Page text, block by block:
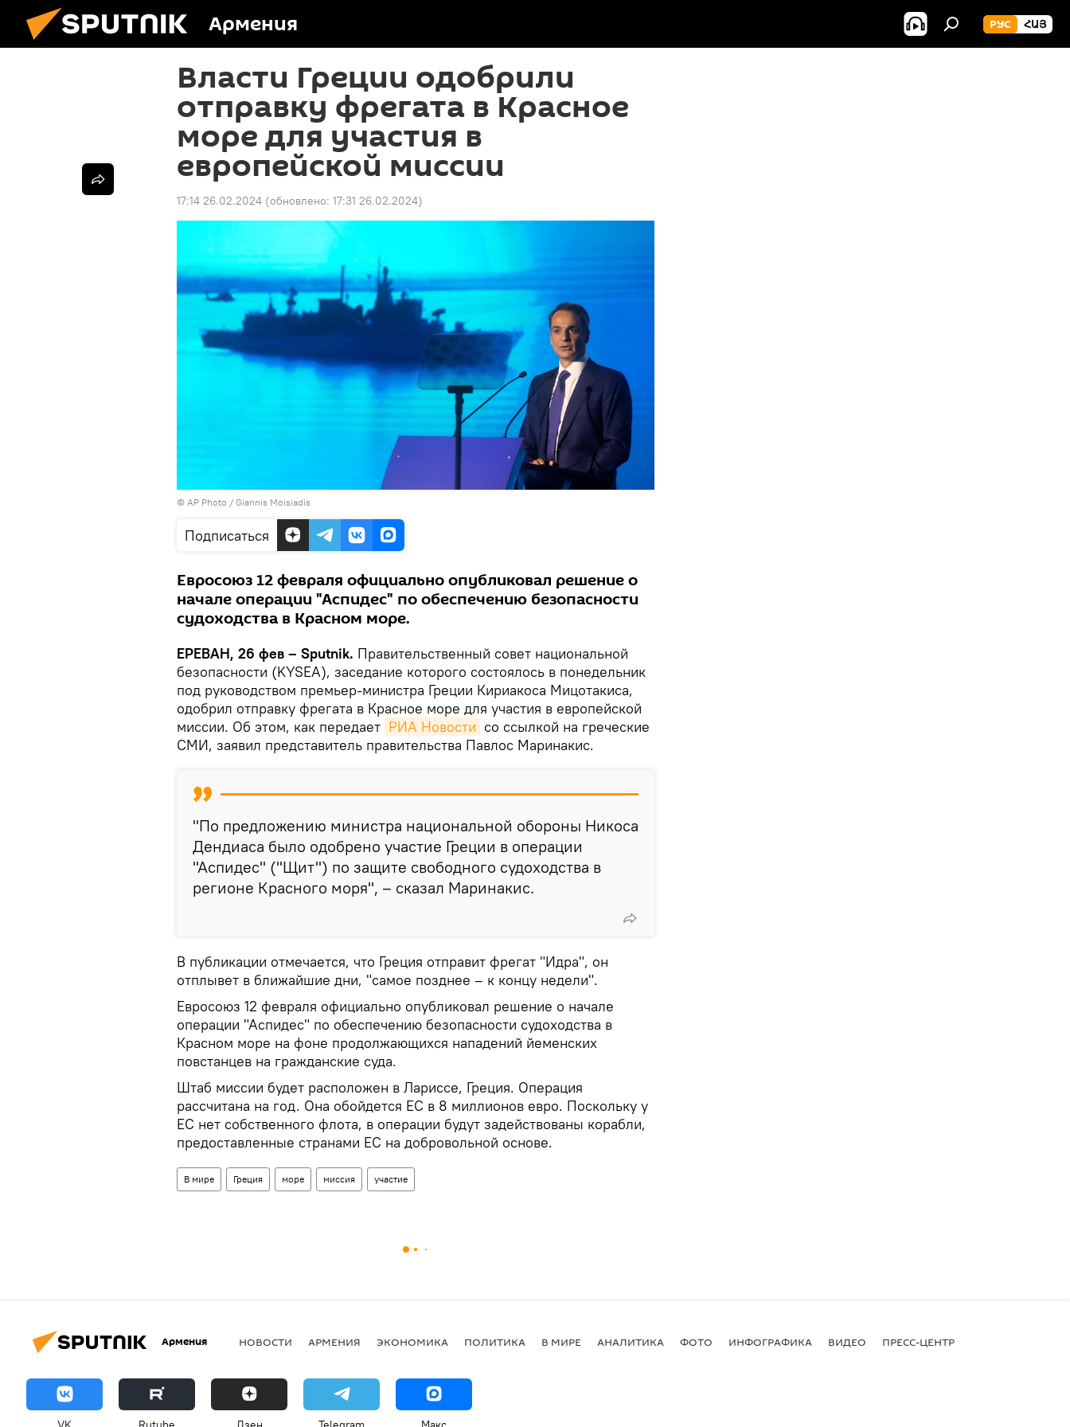
Армения РУС ՀԱՅ
Власти Греции одобрили
отправку фрегата в Красное
море для участия в
европейской миссии
17:14 26.02.2024 (обновлено: 17:31 26.02.2024)
© AP Photo / Giannis Moisiadis
Подписаться
Евросоюз 12 февраля официально опубликовал решение о
начале операции "Аспидес" по обеспечению безопасности
судоходства в Красном море.
ЕРЕВАН, 26 фев – Sputnik. Правительственный совет национальной
безопасности (KYSEA), заседание которого состоялось в понедельник
под руководством премьер-министра Греции Кириакоса Мицотакиса,
одобрил отправку фрегата в Красное море для участия в европейской
миссии. Об этом, как передает РИА Новости со ссылкой на греческие
СМИ, заявил представитель правительства Павлос Маринакис.
"По предложению министра национальной обороны Никоса
Дендиаса было одобрено участие Греции в операции
"Аспидес" ("Щит") по защите свободного судоходства в
регионе Красного моря", – сказал Маринакис.
В публикации отмечается, что Греция отправит фрегат "Идра", он
отплывет в ближайшие дни, "самое позднее – к концу недели".
Евросоюз 12 февраля официально опубликовал решение о начале
операции "Аспидес" по обеспечению безопасности судоходства в
Красном море на фоне продолжающихся нападений йеменских
повстанцев на гражданские суда.
Штаб миссии будет расположен в Лариссе, Греция. Операция
рассчитана на год. Она обойдется ЕС в 8 миллионов евро. Поскольку у
ЕС нет собственного флота, в операции будут задействованы корабли,
предоставленные странами ЕС на добровольной основе.
В мире Греция море миссия участие
Армения НОВОСТИ АРМЕНИЯ ЭКОНОМИКА ПОЛИТИКА В МИРЕ АНАЛИТИКА ФОТО ИНФОГРАФИКА ВИДЕО ПРЕСС-ЦЕНТР